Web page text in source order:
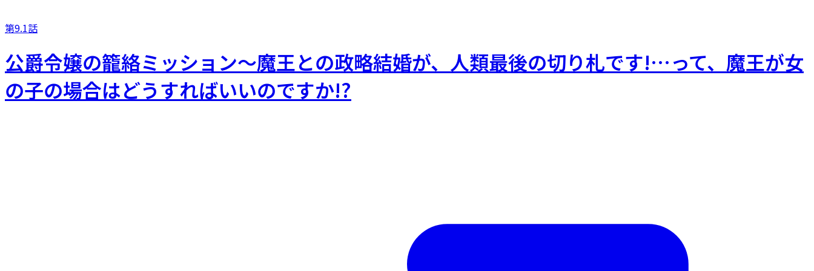
第9.1話
公爵令嬢の籠絡ミッション～魔王との政略結婚が、人類最後の切り札です!…って、魔王が女
の子の場合はどうすればいいのですか!?